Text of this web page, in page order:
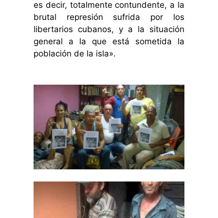
es decir, totalmente contundente, a la
brutal represión sufrida por los
libertarios cubanos, y a la situación
general a la que está sometida la
población de la isla».